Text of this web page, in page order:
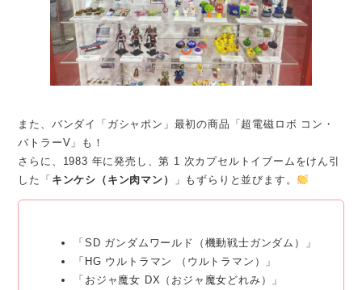
また、バンダイ「ガシャポン」最初の商品「超電磁ロボ コン・
バトラーV」も！
さらに、1983 年に発売し、第 1 次カプセルトイブームをけん引
した「 キンケシ（キン肉マン） 」もずらりと並びます。
「SD ガンダムワールド（機動戦士ガンダム）」
「HG ウルトラマン （ウルトラマン）」
「おジャ魔女 DX（おジャ魔女どれみ）」